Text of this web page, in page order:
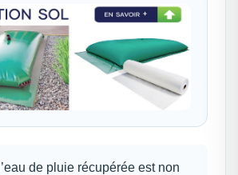
l’eau de pluie récupérée est non